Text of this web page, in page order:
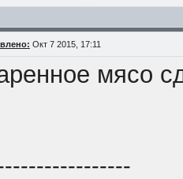
Окт 7 2015, 17:11
мясо